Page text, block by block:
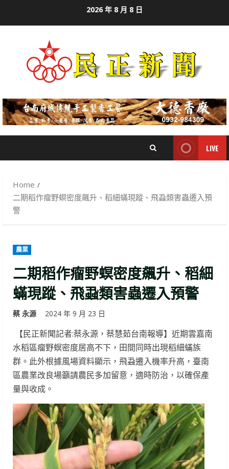
2026 年 8 月 8 日
LIVE
Home
二期稻作瘤野螟密度飆升、稻細蟎現蹤、飛蝨類害蟲遷入預
警
農業
二期稻作瘤野螟密度飆升、稻細
蟎現蹤、飛蝨類害蟲遷入預警
蔡 永源 2024 年 9 月 23 日
【民正新聞記者:蔡永源，蔡慧茹台南報導】近期雲嘉南
水稻區瘤野螟密度居高不下，田間同時出現稻細蟎族
群。此外根據風場資料顯示，飛蝨遷入機率升高，臺南
區農業改良場籲請農民多加留意，適時防治，以確保產
量與收成。